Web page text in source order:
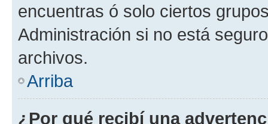
encuentras ó solo ciertos
Administración si no está
archivos.
Arriba
¿Por qué recibí una